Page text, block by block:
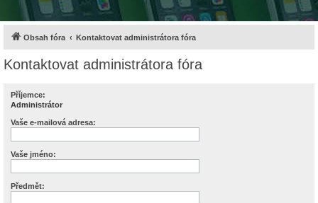
Obsah fóra Kontaktovat administrátora fóra
Kontaktovat administrátora fóra
Příjemce:
Administrátor
Vaše e-mailová adresa:
Vaše jméno:
Předmět: